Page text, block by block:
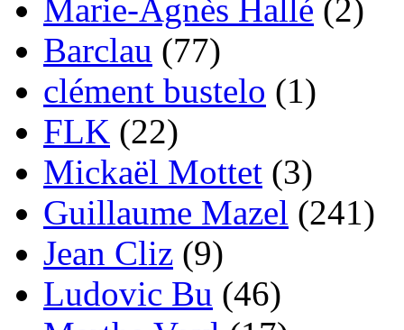
Marie-Agnès Hallé (2)
Barclau (77)
clément bustelo (1)
FLK (22)
Mickaël Mottet (3)
Guillaume Mazel (241)
Jean Cliz (9)
Ludovic Bu (46)